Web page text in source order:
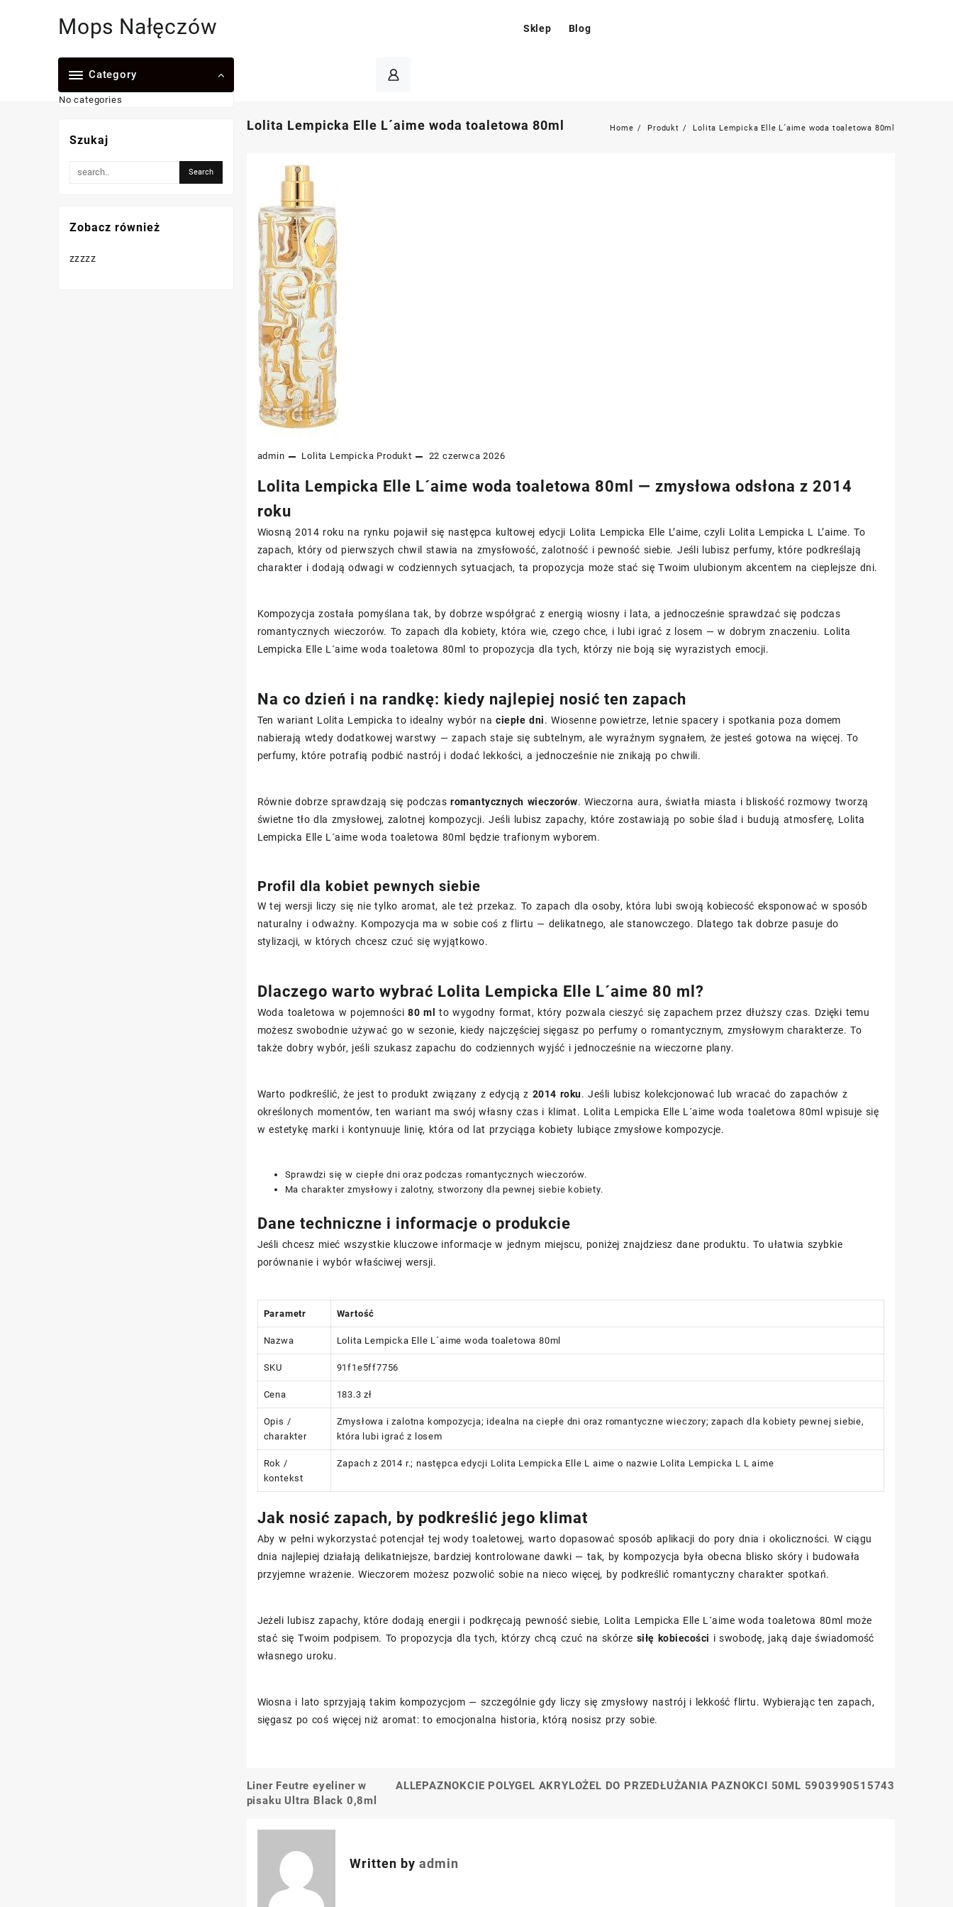
Mops Nałęczów Sklep Blog
Category
No categories
Lolita Lempicka Elle L´aime woda toaletowa 80ml Home Produkt Lolita Lempicka Elle L´aime woda toaletowa 80ml
admin Lolita Lempicka Produkt 22 czerwca 2026
Lolita Lempicka Elle L´aime woda toaletowa 80ml — zmysłowa odsłona z 2014
roku
Wiosną 2014 roku na rynku pojawił się następca kultowej edycji Lolita Lempicka Elle L’aime, czyli Lolita Lempicka L L’aime. To
zapach, który od pierwszych chwil stawia na zmysłowość, zalotność i pewność siebie. Jeśli lubisz perfumy, które podkreślają
charakter i dodają odwagi w codziennych sytuacjach, ta propozycja może stać się Twoim ulubionym akcentem na cieplejsze dni.
Kompozycja została pomyślana tak, by dobrze współgrać z energią wiosny i lata, a jednocześnie sprawdzać się podczas
romantycznych wieczorów. To zapach dla kobiety, która wie, czego chce, i lubi igrać z losem — w dobrym znaczeniu. Lolita
Lempicka Elle L´aime woda toaletowa 80ml to propozycja dla tych, którzy nie boją się wyrazistych emocji.
Na co dzień i na randkę: kiedy najlepiej nosić ten zapach
Ten wariant Lolita Lempicka to idealny wybór naciepłe dni. Wiosenne powietrze, letnie spacery i spotkania poza domem
nabierają wtedy dodatkowej warstwy — zapach staje się subtelnym, ale wyraźnym sygnałem, że jesteś gotowa na więcej. To
perfumy, które potrafią podbić nastrój i dodać lekkości, a jednocześnie nie znikają po chwili.
Równie dobrze sprawdzają się podczasromantycznych wieczorów. Wieczorna aura, światła miasta i bliskość rozmowy tworzą
świetne tło dla zmysłowej, zalotnej kompozycji. Jeśli lubisz zapachy, które zostawiają po sobie ślad i budują atmosferę, Lolita
Lempicka Elle L´aime woda toaletowa 80ml będzie trafionym wyborem.
Profil dla kobiet pewnych siebie
W tej wersji liczy się nie tylko aromat, ale też przekaz. To zapach dla osoby, która lubi swoją kobiecość eksponować w sposób
naturalny i odważny. Kompozycja ma w sobie coś z flirtu — delikatnego, ale stanowczego. Dlatego tak dobrze pasuje do
stylizacji, w których chcesz czuć się wyjątkowo.
Dlaczego warto wybrać Lolita Lempicka Elle L´aime 80 ml?
Woda toaletowa w pojemności80 ml
to wygodny format, który pozwala cieszyć się zapachem przez dłuższy czas. Dzięki temu
możesz swobodnie używać go w sezonie, kiedy najczęściej sięgasz po perfumy o romantycznym, zmysłowym charakterze. To
także dobry wybór, jeśli szukasz zapachu do codziennych wyjść i jednocześnie na wieczorne plany.
Warto podkreślić, że jest to produkt związany z edycją z 2014 roku. Jeśli lubisz kolekcjonować lub wracać do zapachów z
określonych momentów, ten wariant ma swój własny czas i klimat. Lolita Lempicka Elle L´aime woda toaletowa 80ml wpisuje się
w estetykę marki i kontynuuje linię, która od lat przyciąga kobiety lubiące zmysłowe kompozycje.
Sprawdzi się w ciepłe dni oraz podczas romantycznych wieczorów.
Ma charakter zmysłowy i zalotny, stworzony dla pewnej siebie kobiety.
Dane techniczne i informacje o produkcie
Jeśli chcesz mieć wszystkie kluczowe informacje w jednym miejscu, poniżej znajdziesz dane produktu. To ułatwia szybkie
porównanie i wybór właściwej wersji.
Parametr Wartość
Nazwa Lolita Lempicka Elle L´aime woda toaletowa 80ml
SKU 91f1e5ff7756
Cena 183.3 zł
Opis /
charakter
Zmysłowa i zalotna kompozycja; idealna na ciepłe dni oraz romantyczne wieczory; zapach dla kobiety pewnej siebie,
która lubi igrać z losem
Rok /
kontekst
Zapach z 2014 r.; następca edycji Lolita Lempicka Elle L aime o nazwie Lolita Lempicka L L aime
Jak nosić zapach, by podkreślić jego klimat
Aby w pełni wykorzystać potencjał tej wody toaletowej, warto dopasować sposób aplikacji do pory dnia i okoliczności. W ciągu
dnia najlepiej działają delikatniejsze, bardziej kontrolowane dawki — tak, by kompozycja była obecna blisko skóry i budowała
przyjemne wrażenie. Wieczorem możesz pozwolić sobie na nieco więcej, by podkreślić romantyczny charakter spotkań.
Jeżeli lubisz zapachy, które dodają energii i podkręcają pewność siebie, Lolita Lempicka Elle L´aime woda toaletowa 80ml może
stać się Twoim podpisem. To propozycja dla tych, którzy chcą czuć na skórze siłę kobiecości i swobodę, jaką daje świadomość
własnego uroku.
Wiosna i lato sprzyjają takim kompozycjom — szczególnie gdy liczy się zmysłowy nastrój i lekkość flirtu. Wybierając ten zapach,
sięgasz po coś więcej niż aromat: to emocjonalna historia, którą nosisz przy sobie.
Nawigacja
Liner Feutre eyeliner w
pisaku Ultra Black 0,8ml
ALLEPAZNOKCIE POLYGEL AKRYLOŻEL DO PRZEDŁUŻANIA PAZNOKCI 50ML 5903990515743
Written by admin
Szukaj
Zobacz również
zzzzz